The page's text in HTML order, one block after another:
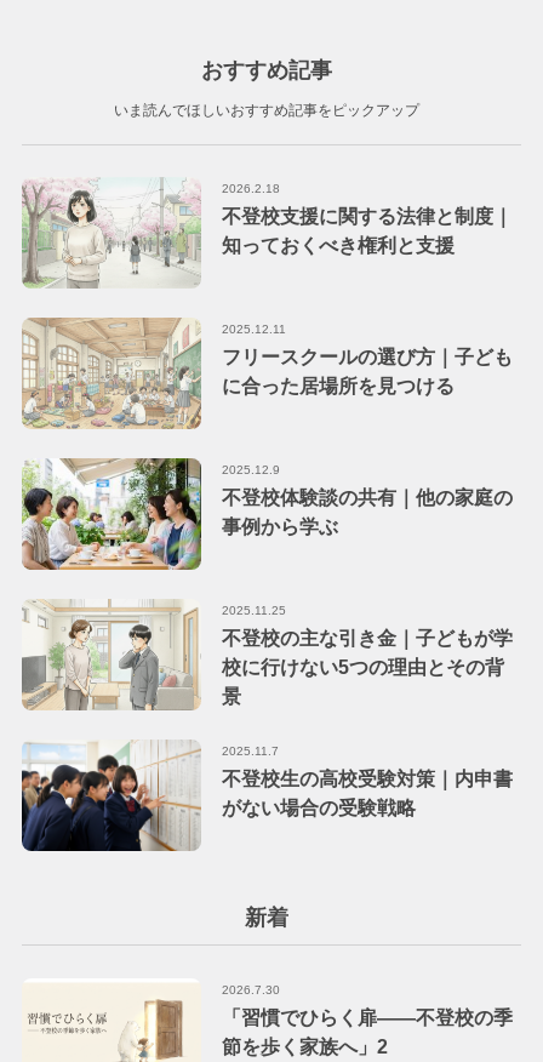
おすすめ記事
いま読んでほしいおすすめ記事をピックアップ
不登校支援に関する法律と制度｜
知っておくべき権利と支援
2026.2.18
フリースクールの選び方｜子ども
に合った居場所を見つける
2025.12.11
不登校体験談の共有｜他の家庭の
事例から学ぶ
2025.12.9
不登校の主な引き金｜子どもが学
校に行けない5つの理由とその背
景
2025.11.25
不登校生の高校受験対策｜内申書
がない場合の受験戦略
2025.11.7
新着
「習慣でひらく扉――不登校の季
節を歩く家族へ」2
2026.7.30